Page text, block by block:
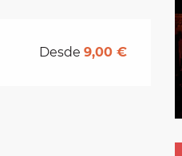
Desde9,00 €